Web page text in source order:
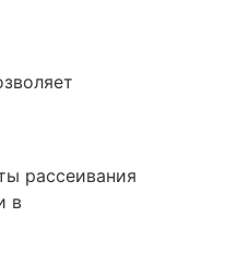
рассеивания
в